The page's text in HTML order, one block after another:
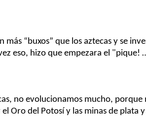
más “buxos” que los aztecas y se
eso, hizo que empezara el "pique!
, no evolucionamos mucho, porque
Oro del Potosí y las minas de plata y